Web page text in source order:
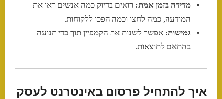
מדידה בזמן אמת: רואים בדיוק כמה אנשים ראו את
המודעה, כמה לחצו וכמה הפכו ללקוחות.
גמישות: אפשר לשנות את הקמפיין תוך כדי תנועה
בהתאם לתוצאות.
איך להתחיל פרסום באינטרנט לעסק